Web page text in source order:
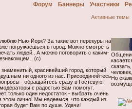
Форум Баннеры Участники
Активные темы
Нью-Йорк? За такие вот перекуры на
погружаешься в город. Можно смотреть
людей.. А можно поговорить с каким-
(с)
красивейший город, который
ни одного из нас. Присоединяйтесь
- обращайтесь сразу в Гостевую.
с радостью Вам помогут.
только один недостаток - выбрать очень
этом лично! Мы надеемся, что каждый из
будет Вам по душе. Удачи!
Но